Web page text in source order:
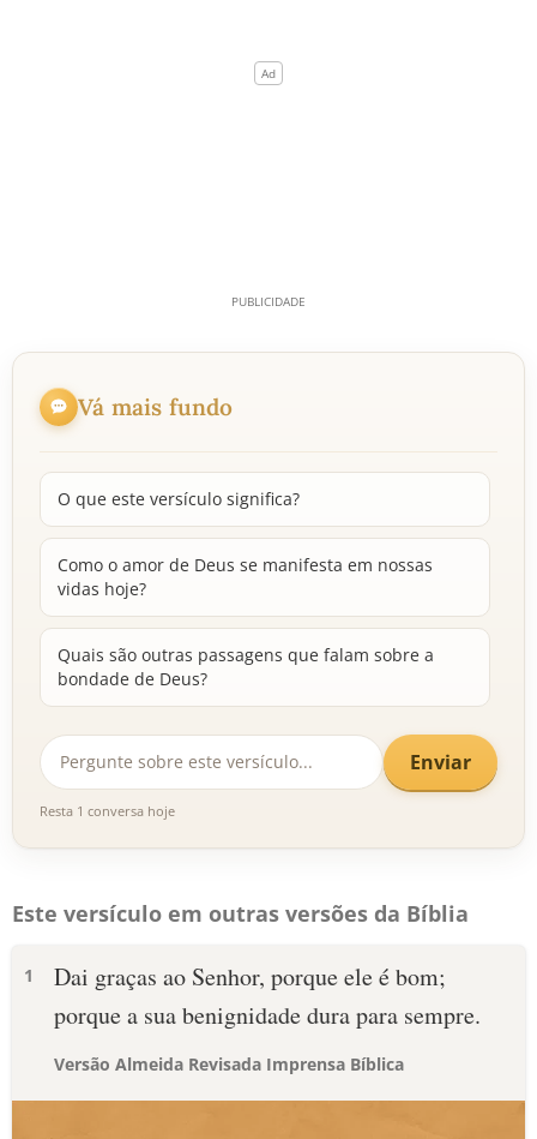
Vá mais fundo
O que este versículo significa?
Como o amor de Deus se manifesta em nossas
vidas hoje?
Quais são outras passagens que falam sobre a
bondade de Deus?
Enviar
Resta 1 conversa hoje
Este versículo em outras versões da Bíblia
1
Dai graças ao Senhor, porque ele é bom;
porque a sua benignidade dura para sempre.
Versão Almeida Revisada Imprensa Bíblica